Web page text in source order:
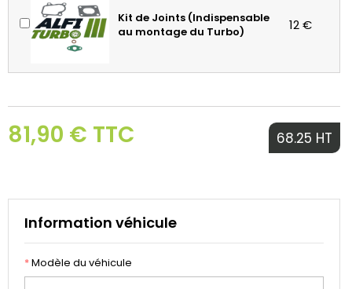
Kit de Joints (Indispensable
au montage du Turbo)
12 €
81,90 € TTC 68.25 HT
Information véhicule
*Modèle du véhicule